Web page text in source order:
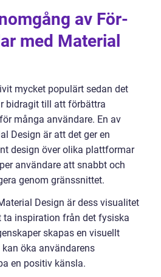
av För-
med Material
mycket populärt sedan det
bidragit till att förbättra
många användare. En av
Design är att det ger en
design över olika plattformar
användare att snabbt och
genom gränssnittet.
Design är dess visualitet
ta inspiration från det fysiska
skapas en visuellt
öka användarens
en positiv känsla.